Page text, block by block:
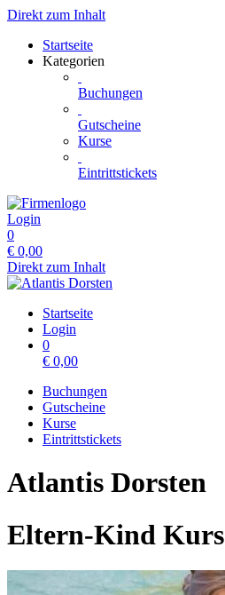
Direkt zum Inhalt
Startseite
Kategorien
Buchungen
Gutscheine
Kurse
Eintrittstickets
Login
0
€ 0,00
Direkt zum Inhalt
Startseite
Login
0
€ 0,00
Buchungen
Gutscheine
Kurse
Eintrittstickets
Atlantis Dorsten
Eltern-Kind Kurs